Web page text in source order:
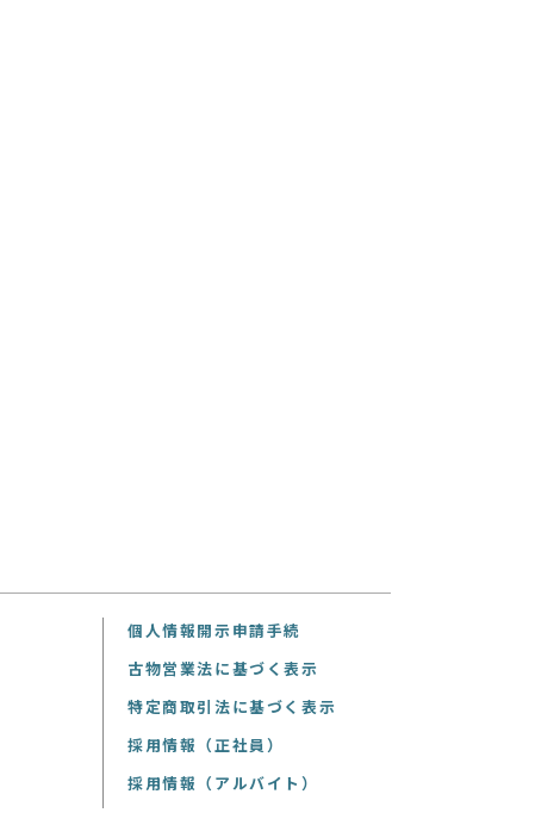
個人情報開示申請手続
古物営業法に基づく表示
特定商取引法に基づく表示
採用情報（正社員）
採用情報（アルバイト）